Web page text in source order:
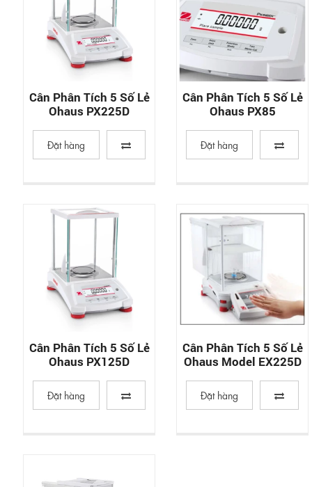
Cân Phân Tích 5 Số Lẻ
Ohaus PX225D
Đặt hàng
Cân Phân Tích 5 Số Lẻ
Ohaus PX85
Đặt hàng
Cân Phân Tích 5 Số Lẻ
Ohaus PX125D
Đặt hàng
Cân Phân Tích 5 Số Lẻ
Ohaus Model EX225D
Đặt hàng